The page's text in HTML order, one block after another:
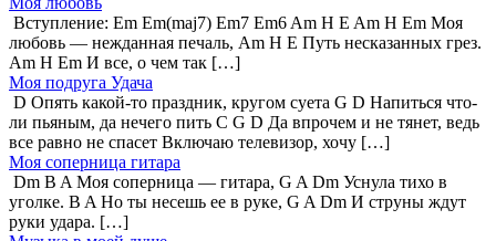
Вступление: Em Em(maj7) Em7 Em6 Am H E Am H Em Моя
любовь — нежданная печаль, Am H E Путь несказанных грез.
Am H Em И все, о чем так […]
Моя подруга Удача
D Опять какой-то праздник, кругом суета G D Напиться что-
ли пьяным, да нечего пить C G D Да впрочем и не тянет, ведь
все равно не спасет Включаю телевизор, хочу […]
Моя соперница гитара
Dm B A Моя соперница — гитара, G A Dm Уснула тихо в
уголке. B A Но ты несешь ее в руке, G A Dm И струны ждут
руки удара. […]